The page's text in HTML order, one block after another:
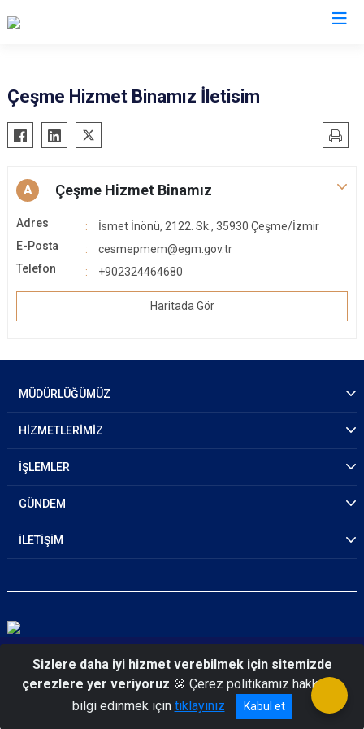
Çeşme Hizmet Binamız İletisim
A Çeşme Hizmet Binamız
Adres
İsmet İnönü, 2122. Sk., 35930 Çeşme/İzmir
E-Posta
cesmepmem@egm.gov.tr
Telefon
+902324464680
Haritada Gör
MÜDÜRLÜĞÜMÜZ
HİZMETLERİMİZ
İŞLEMLER
GÜNDEM
İLETİŞİM
© 2026 İzmir Polis Moral Eğitim Merkezi Müdürlüğü
Sizlere daha iyi hizmet verebilmek için sitemizde
çerezlere yer veriyoruz 🍪 Çerez politikamız hakkında
bilgi edinmek için tıklayınız Kabul et